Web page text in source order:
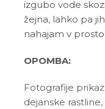
izgubo vode
žejna, lahko pa
nahajam v
OPOMBA:
Fotografije
dejanske